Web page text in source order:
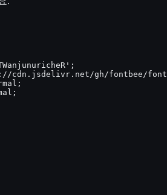
cdn.jsdelivr.net/gh/fontbee/